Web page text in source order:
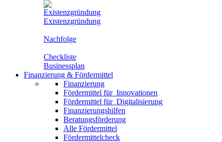
Existenzgründung
Nachfolge
Checkliste
Businessplan
Finanzierung & Fördermittel
Finanzierung
Fördermittel für Innovationen
Fördermittel für Digitalisierung
Finanzierungshilfen
Beratungsförderung
Alle Fördermittel
Fördermittelcheck